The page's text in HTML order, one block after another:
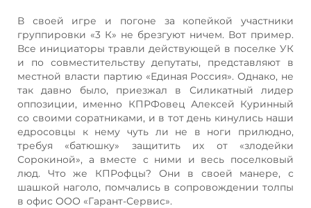
В своей игре и погоне за копейкой участники
группировки «3 К» не брезгуют ничем. Вот пример.
Все инициаторы травли действующей в поселке УК
и по совместительству депутаты, представляют в
местной власти партию «Единая Россия». Однако, не
так давно было, приезжал в Силикатный лидер
оппозиции, именно КПРФовец Алексей Куринный
со своими соратниками, и в тот день кинулись наши
едросовцы к нему чуть ли не в ноги прилюдно,
требуя «батюшку» защитить их от «злодейки
Сорокиной», а вместе с ними и весь поселковый
люд. Что же КПРофцы? Они в своей манере, с
шашкой наголо, помчались в сопровождении толпы
в офис ООО «Гарант-Сервис».